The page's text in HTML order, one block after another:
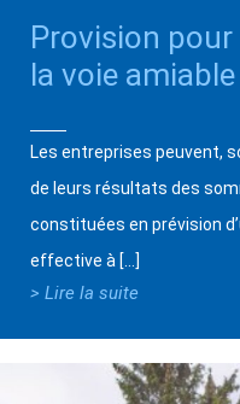
Provision pour
la voie
Les entreprises peuvent,
de leurs résultats des
constituées en prévision
effective à […]
> Lire la suite